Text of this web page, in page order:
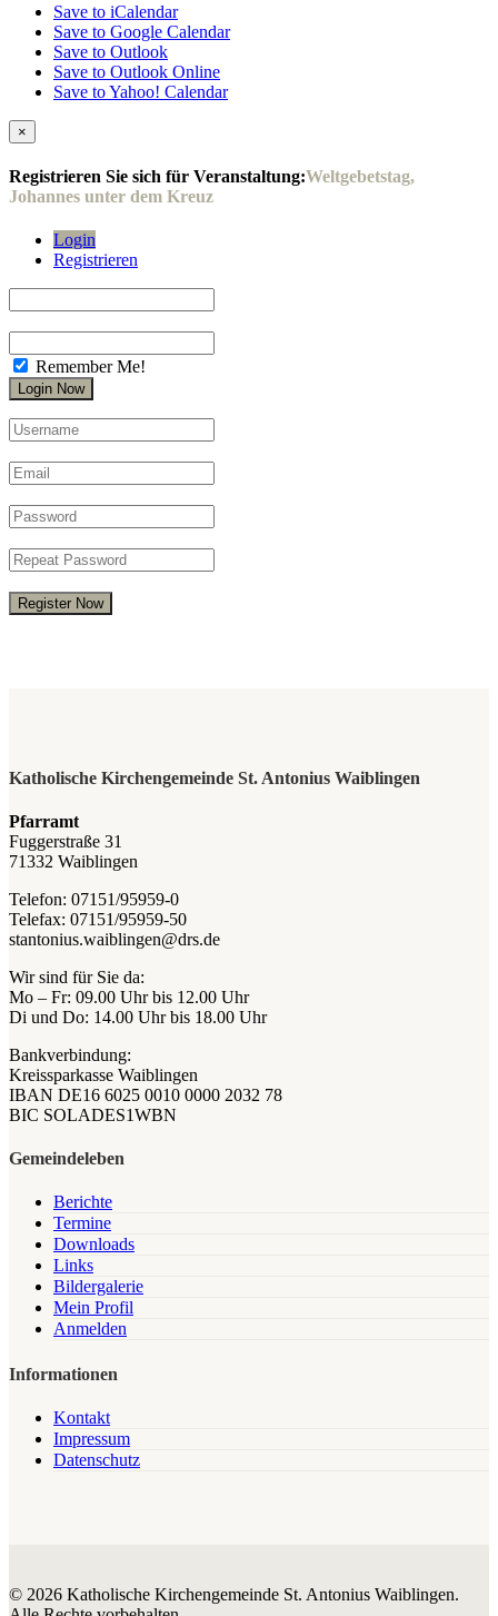
Save to iCalendar
Save to Google Calendar
Save to Outlook
Save to Outlook Online
Save to Yahoo! Calendar
×
Registrieren Sie sich für Veranstaltung:Weltgebetstag,
Johannes unter dem Kreuz
Login
Registrieren
Remember Me!
Register Now
Katholische Kirchengemeinde St. Antonius Waiblingen
Pfarramt
Fuggerstraße 31
71332 Waiblingen
Telefon: 07151/95959-0
Telefax: 07151/95959-50
stantonius.waiblingen@drs.de
Wir sind für Sie da:
Mo – Fr: 09.00 Uhr bis 12.00 Uhr
Di und Do: 14.00 Uhr bis 18.00 Uhr
Bankverbindung:
Kreissparkasse Waiblingen
IBAN DE16 6025 0010 0000 2032 78
BIC SOLADES1WBN
Gemeindeleben
Berichte
Termine
Downloads
Links
Bildergalerie
Mein Profil
Anmelden
Informationen
Kontakt
Impressum
Datenschutz
© 2026 Katholische Kirchengemeinde St. Antonius Waiblingen.